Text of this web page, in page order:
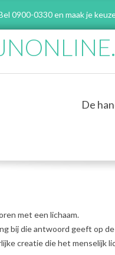
0900-0330 en maak je
De
met een lichaam.
bij die antwoord geeft op
creatie die het menselijk